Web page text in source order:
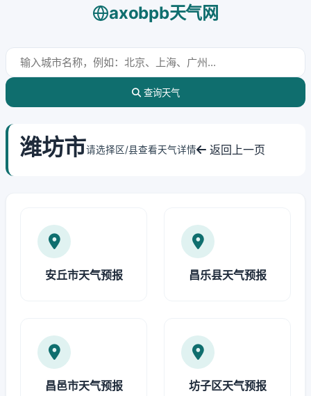
axobpb天气网
查询天气
潍坊市请选择区/县查看天气详情 返回上一页
安丘市天气预报 昌乐县天气预报
昌邑市天气预报 坊子区天气预报